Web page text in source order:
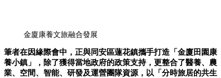
金廈康養文旅融合發展
筆者在因緣際會中，正與同安區蓮花鎮攜手打造「金廈田園康
養小鎮」，除了獲得當地政府的政策支持，更整合了醫養、農
業、空間、智能、研發及運營團隊資源，以「分時旅居的共生